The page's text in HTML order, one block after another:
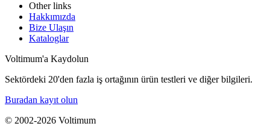
Other links
Hakkımızda
Bize Ulaşın
Kataloglar
Voltimum'a Kaydolun
Sektördeki 20'den fazla iş ortağının ürün testleri ve diğer bilgileri.
Buradan kayıt olun
© 2002-2026 Voltimum